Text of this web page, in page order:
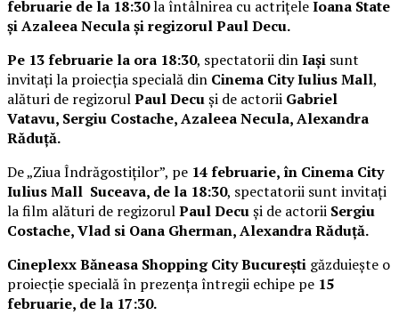
februarie de la 18:30la întâlnirea cu actrițeleIoana State
și Azaleea Necula și regizorul Paul Decu.
Pe 13 februarie la ora 18:30, spectatorii dinIași sunt
invitați la proiecția specială din Cinema City Iulius Mall,
alături de regizorulPaul Decuși de actorii Gabriel
Vatavu, Sergiu Costache, Azaleea Necula, Alexandra
Răduță.
De „Ziua Îndrăgostiților”, pe 14 februarie, în Cinema City
Iulius Mall Suceava, de la 18:30, spectatorii sunt invitați
la film alături de regizorulPaul Decuși de actorii Sergiu
Costache, Vlad si Oana Gherman, Alexandra Răduță.
Cineplexx Băneasa Shopping City București găzduiește o
proiecție specială în prezența întregii echipe pe 15
februarie, de la 17:30.